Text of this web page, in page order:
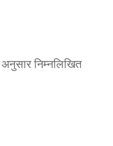
अनुसार निम्नलिखित